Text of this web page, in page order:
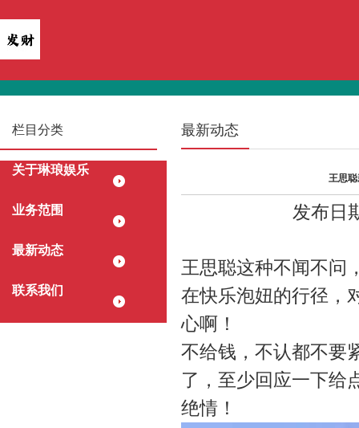
栏目分类
关于琳琅娱乐
业务范围
最新动态
联系我们
最新动态
王思
发布日
王思聪这种不闻不问
在快乐泡妞的行径，
心啊！
不给钱，不认都不要
了，至少回应一下给
绝情！